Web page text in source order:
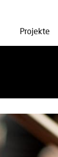
Projekte